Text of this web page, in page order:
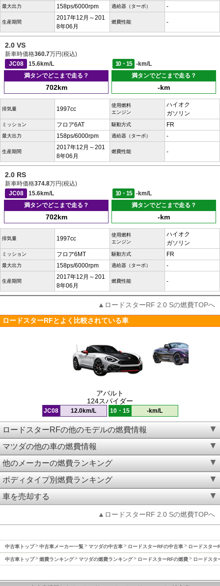
最大出力 158ps/6000rpm 過給器（ターボ） -
生産期間
2017年12月～201
8年06月
燃費性能 -
2.0 VS
新車時価格360.7万円(税込)
JC08
15.6km/L 10・15
-km/L
満タンでどこまで走る？
702km
満タンでどこまで走る？
-km
排気量 1997cc
使用燃料
エンジン
ハイオク
ガソリン
ミッション フロア6AT 駆動方式 FR
最大出力 158ps/6000rpm 過給器（ターボ） -
生産期間
2017年12月～201
8年06月
燃費性能 -
2.0 RS
新車時価格374.8万円(税込)
JC08
15.6km/L 10・15
-km/L
満タンでどこまで走る？
702km
満タンでどこまで走る？
-km
排気量 1997cc
使用燃料
エンジン
ハイオク
ガソリン
ミッション フロア6MT 駆動方式 FR
最大出力 158ps/6000rpm 過給器（ターボ） -
生産期間
2017年12月～201
8年06月
燃費性能 -
▲ロードスターRF 2.0 Sの燃費TOPへ
ロードスターRFとよく比較されている車
アバルト
124スパイダー
JC08 12.0km/L 10・15 -km/L
ロードスターRFの他のモデルの燃費情報
マツダの他の車の燃費情報
他のメーカーの燃費ランキング
ボディタイプ別燃費ランキング
車を売却する
▲ロードスターRF 2.0 Sの燃費TOPへ
中古車トップ 中古車メーカー一覧 マツダの中古車 ロードスターRFの中古車 ロードスター
中古車トップ 燃費ランキング マツダの燃費ランキング ロードスターRFの燃費 ロードスタ